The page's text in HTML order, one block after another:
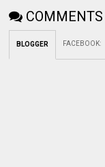
COMMENTS
BLOGGER FACEBOOK: